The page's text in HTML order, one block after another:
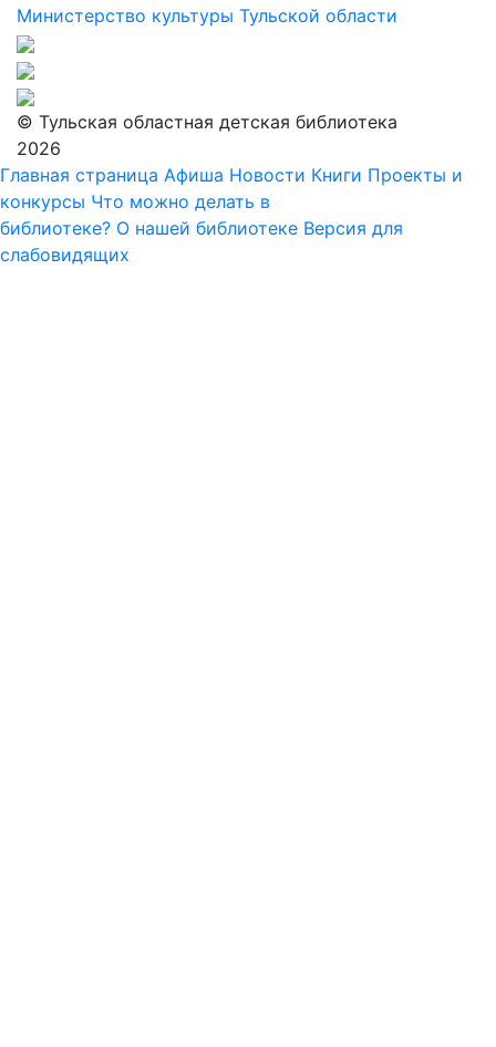
Министерство культуры Тульской области
© Тульская областная детская библиотека
2026
Главная страница Афиша Новости Книги Проекты и
конкурсы Что можно делать в
библиотеке? О нашей библиотеке Версия для
слабовидящих